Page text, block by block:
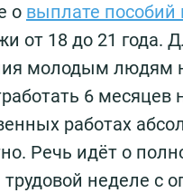
о выплате пособий
от 18 до 21 года.
молодым людям
6 месяцев
работах
Речь идёт о
трудовой неделе с